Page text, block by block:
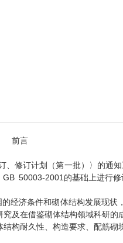
前言
修订计划（第一批）〉的通
50003-2001的基础上进行修
经济条件和砌体结构发展现
及在借鉴砌体结构领域科研
构耐久性、构造要求、配筋